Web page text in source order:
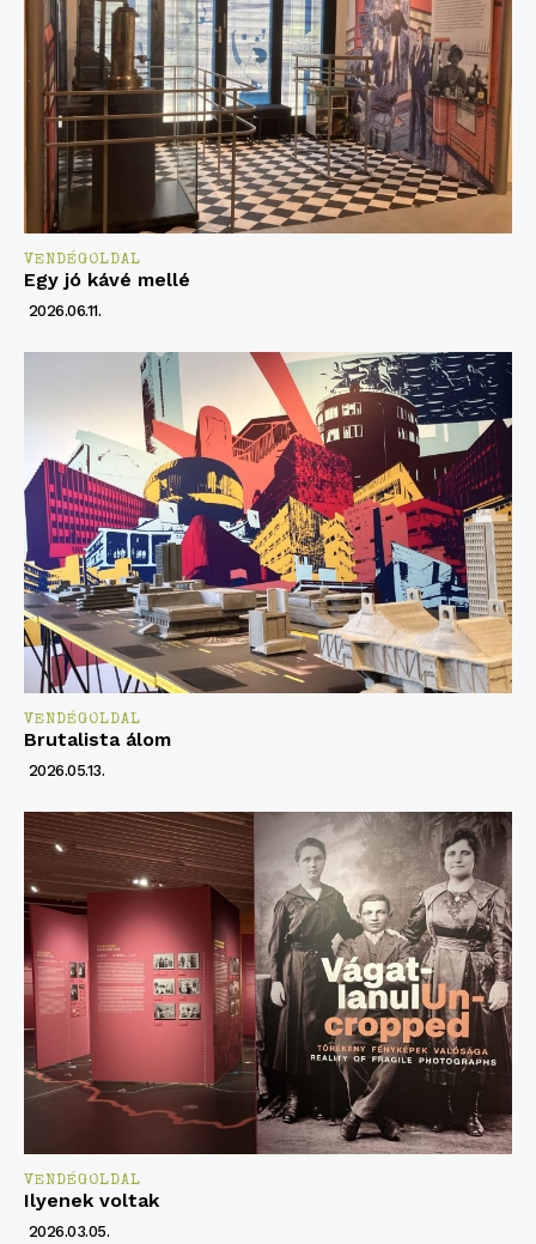
VENDÉGOLDAL
Egy jó kávé mellé
2026.06.11.
VENDÉGOLDAL
Brutalista álom
2026.05.13.
VENDÉGOLDAL
Ilyenek voltak
2026.03.05.